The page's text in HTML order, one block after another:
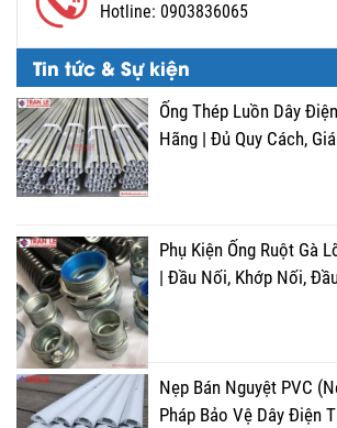
Hotline: 0903836065
Tin tức & Sự kiện
Ống Thép Luồn Dây
Hãng | Đủ Quy Cách,
Phụ Kiện Ống Ruột Gà
| Đầu Nối, Khớp Nối,
Nẹp Bán Nguyệt PVC
Pháp Bảo Vệ Dây Điện